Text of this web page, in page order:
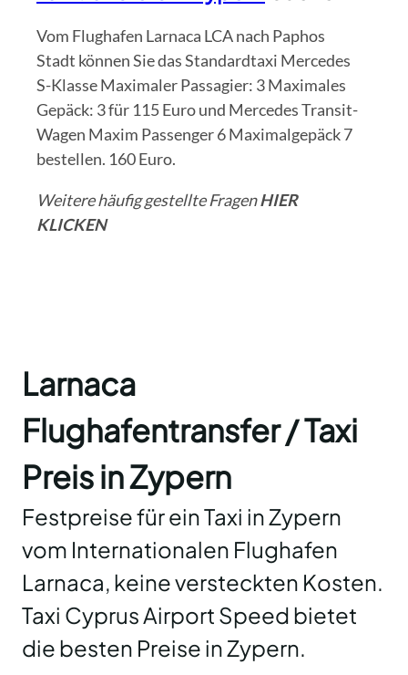
Vom Flughafen Larnaca LCA nach Paphos
Stadt können Sie das Standardtaxi Mercedes
S-Klasse Maximaler Passagier: 3 Maximales
Gepäck: 3 für 115 Euro und Mercedes Transit-
Wagen Maxim Passenger 6 Maximalgepäck 7
bestellen. 160 Euro.
Weitere häufig gestellte FragenHIER
KLICKEN
Larnaca
Flughafentransfer / Taxi
Preis in Zypern
Festpreise für ein Taxi in Zypern
vom Internationalen Flughafen
Larnaca, keine versteckten Kosten.
Taxi Cyprus Airport Speed bietet
die besten Preise in Zypern.